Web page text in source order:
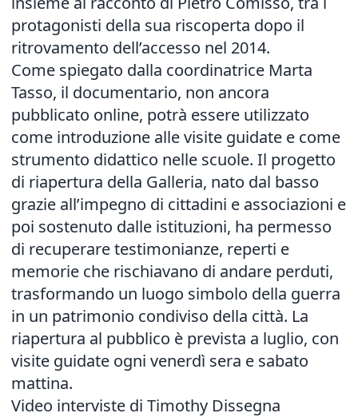
protagonisti della sua riscoperta dopo il
ritrovamento dell’accesso nel 2014.
Come spiegato dalla coordinatrice Marta
Tasso, il documentario, non ancora
pubblicato online, potrà essere utilizzato
come introduzione alle visite guidate e come
strumento didattico nelle scuole. Il progetto
di riapertura della Galleria, nato dal basso
grazie all’impegno di cittadini e associazioni e
poi sostenuto dalle istituzioni, ha permesso
di recuperare testimonianze, reperti e
memorie che rischiavano di andare perduti,
trasformando un luogo simbolo della guerra
in un patrimonio condiviso della città. La
riapertura al pubblico è prevista a luglio, con
visite guidate ogni venerdì sera e sabato
mattina.
Video interviste di Timothy Dissegna